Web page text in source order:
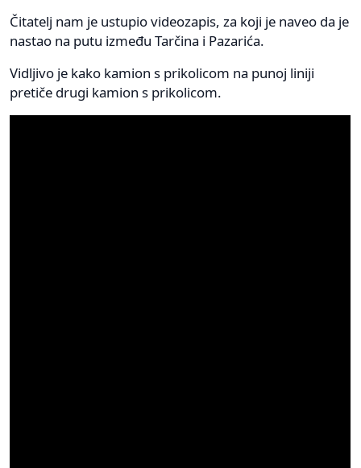
Čitatelj nam je ustupio videozapis, za koji je naveo da je
nastao na putu između Tarčina i Pazarića.
Vidljivo je kako kamion s prikolicom na punoj liniji
pretiče drugi kamion s prikolicom.